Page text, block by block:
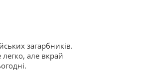
загарбників.
але вкрай